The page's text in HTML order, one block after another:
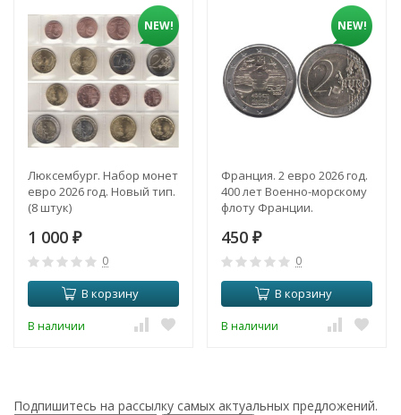
NEW!
Люксембург. Набор монет
евро 2026 год. Новый тип.
(8 штук)
1 000 ₽
0
В корзину
В наличии
NEW!
Франция. 2 евро 2026 год.
400 лет Военно-морскому
флоту Франции.
450 ₽
0
В корзину
В наличии
Подпишитесь на рассылку самых актуальных предложений.